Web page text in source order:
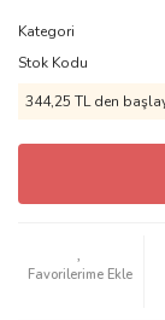
Kategori
Stok Kodu
344,25 TL den